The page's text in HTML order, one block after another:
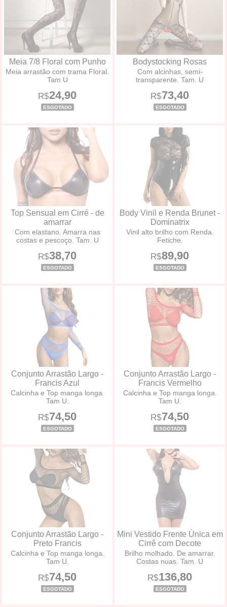
Meia 7/8 Floral com Punho
Meia arrastão com trama Floral.
Tam U
R$24,90
ESGOTADO
Bodystocking Rosas
Com alcinhas, semi-
transparente. Tam. U
R$73,40
ESGOTADO
Top Sensual em Cirré - de
amarrar
Com elastano. Amarra nas
costas e pescoço. Tam. U
R$38,70
ESGOTADO
Body Vinil e Renda Brunet -
Dominatrix
Vinil alto brilho com Renda.
Fetiche.
R$89,90
ESGOTADO
Conjunto Arrastão Largo -
Francis Azul
Calcinha e Top manga longa.
Tam U.
R$74,50
ESGOTADO
Conjunto Arrastão Largo -
Francis Vermelho
Calcinha e Top manga longa.
Tam U.
R$74,50
ESGOTADO
Conjunto Arrastão Largo -
Preto Francis
Calcinha e Top manga longa.
Tam U.
R$74,50
ESGOTADO
Mini Vestido Frente Única em
Cirrê com Decote
Brilho molhado. De amarrar.
Costas nuas. Tam. U
R$136,80
ESGOTADO